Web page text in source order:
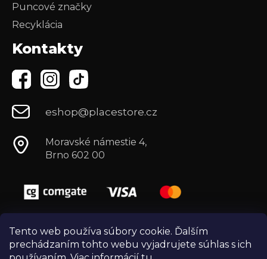
Tento web používa súbory cookie. Ďalším
prechádzaním tohto webu vyjadrujete súhlas s ich
Puncové značky
Recyklácia
Kontakty
eshop@placestore.cz
Moravské námestie 4,
Brno 602 00